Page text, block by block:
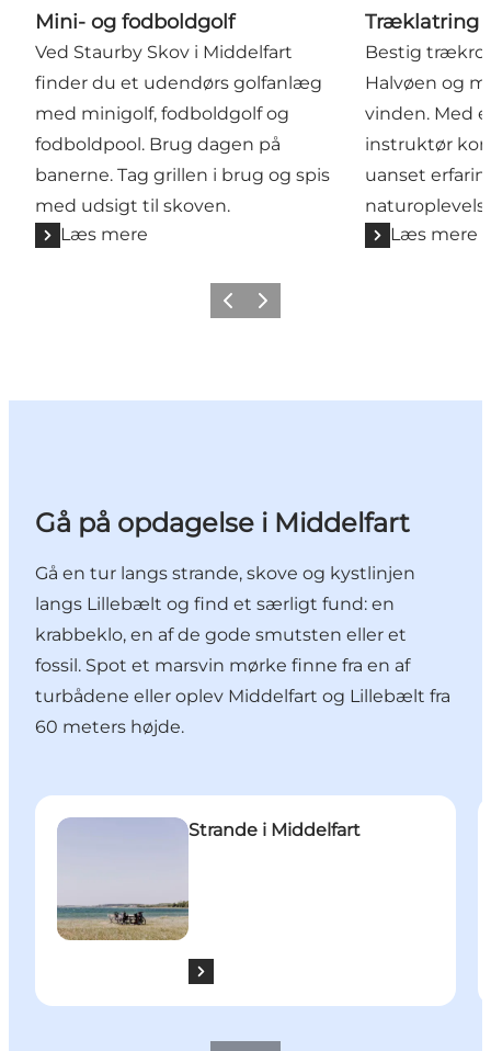
Mini- og fodboldgolf
Ved Staurby Skov i Middelfart
finder du et udendørs golfanlæg
med minigolf, fodboldgolf og
fodboldpool. Brug dagen på
banerne. Tag grillen i brug og spis
med udsigt til skoven.
Læs mere
Træklatring
Bestig
Halvøen og
vinden. Med
instruktør
uanset
Læs mere
ForrigeNæste
Gå på opdagelse i Middelfart
Gå en tur langs strande, skove og kystlinjen
langs Lillebælt og find et særligt fund: en
krabbeklo, en af de gode smutsten eller et
fossil. Spot et marsvin mørke finne fra en af
turbådene eller oplev Middelfart og Lillebælt fra
60 meters højde.
Strande i Middelfart
Strande i Middelfart